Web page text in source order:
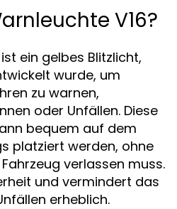
V16?
ein gelbes Blitzlicht,
wurde, um
zu warnen,
oder Unfällen. Diese
bequem auf dem
platziert werden, ohne
verlassen muss.
und vermindert das
erheblich.